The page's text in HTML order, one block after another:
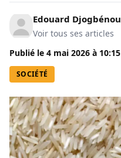
Edouard Djogbénou
Voir tous ses articles
Publié le 4 mai 2026 à 10:15
SOCIÉTÉ